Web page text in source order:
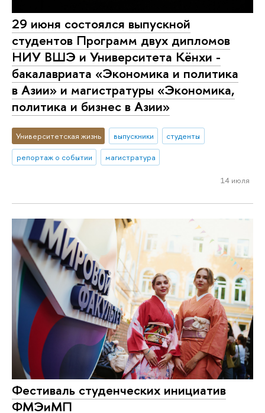
29 июня состоялся выпускной
студентов Программ двух дипломов
НИУ ВШЭ и Университета Кёнхи -
бакалавриата «Экономика и политика
в Азии» и магистратуры «Экономика,
политика и бизнес в Азии»
Университетская жизнь выпускники
студенты
репортаж о событии
магистратура
14 июля
Фестиваль студенческих инициатив
ФМЭиМП